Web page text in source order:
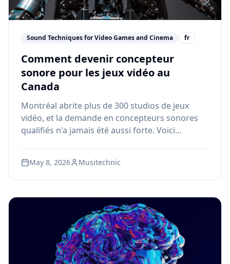
Sound Techniques for Video Games and Cinema fr
Comment devenir concepteur
sonore pour les jeux vidéo au
Canada
Montréal abrite plus de 300 studios de jeux
vidéo, et la demande en concepteurs sonores
qualifiés n'a jamais été aussi forte. Voici
May 8, 2026 Musitechnic